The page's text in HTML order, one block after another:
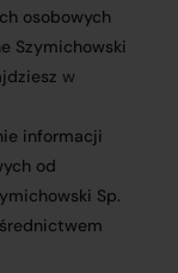
osobowych
Szymichowski
w
informacji
od
Sp.